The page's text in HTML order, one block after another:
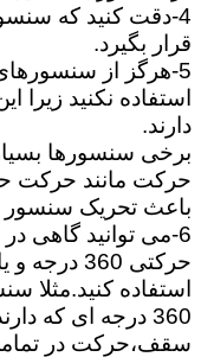
4-دقت کنید که
قرار بگیرد.
5-هرگز از
استفاده نکنید زیرا
دارند.
برخی سنسورها
حرکت مانند حرکت
باعث تحریک سنسور
6-می توانید گاهی
حرکتی
استفاده
360 درجه ای که
سقف،حرکت در